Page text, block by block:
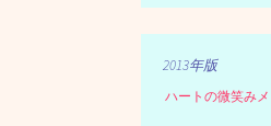
2013年版
ハートの微笑み